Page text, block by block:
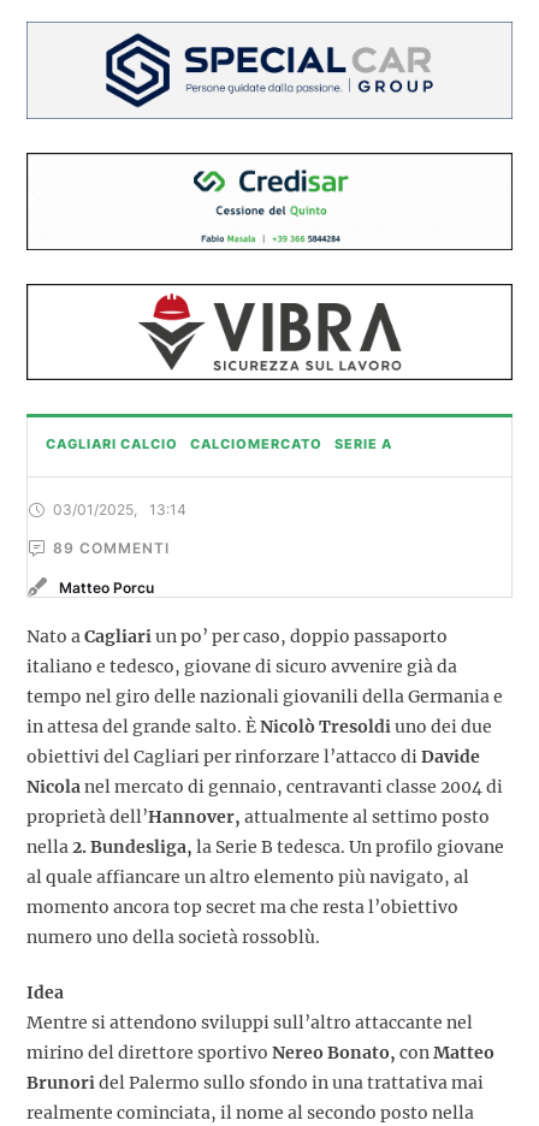
CAGLIARI CALCIO CALCIOMERCATO SERIE A
03/01/2025, 13:14
89 COMMENTI
Matteo Porcu
Nato aCagliariun po’ per caso, doppio passaporto
italiano e tedesco, giovane di sicuro avvenire già da
tempo nel giro delle nazionali giovanili della Germania e
in attesa del grande salto. ÈNicolò Tresoldiuno dei due
obiettivi del Cagliari per rinforzare l’attacco diDavide
Nicolanel mercato di gennaio, centravanti classe 2004 di
proprietà dell’Hannover, attualmente al settimo posto
nella2. Bundesliga, la Serie B tedesca. Un profilo giovane
al quale affiancare un altro elemento più navigato, al
momento ancora top secret ma che resta l’obiettivo
numero uno della società rossoblù.
Idea
Mentre si attendono sviluppi sull’altro attaccante nel
mirino del direttore sportivo Nereo Bonato, conMatteo
Brunoridel Palermo sullo sfondo in una trattativa mai
realmente cominciata, il nome al secondo posto nella